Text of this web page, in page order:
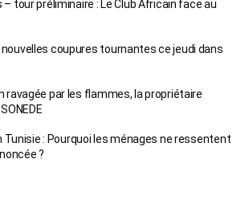
– tour préliminaire : Le Club Africain face au
nouvelles coupures tournantes ce jeudi dans
ravagée par les flammes, la propriétaire
Tunisie : Pourquoi les ménages ne ressentent
?